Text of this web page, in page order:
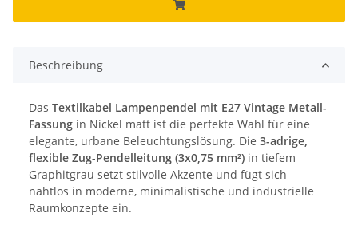
Beschreibung
Das Textilkabel Lampenpendel mit E27 Vintage Metall-
Fassung in Nickel matt ist die perfekte Wahl für eine
elegante, urbane Beleuchtungslösung. Die 3-adrige,
flexible Zug-Pendelleitung (3x0,75 mm²) in tiefem
Graphitgrau setzt stilvolle Akzente und fügt sich
nahtlos in moderne, minimalistische und industrielle
Raumkonzepte ein.